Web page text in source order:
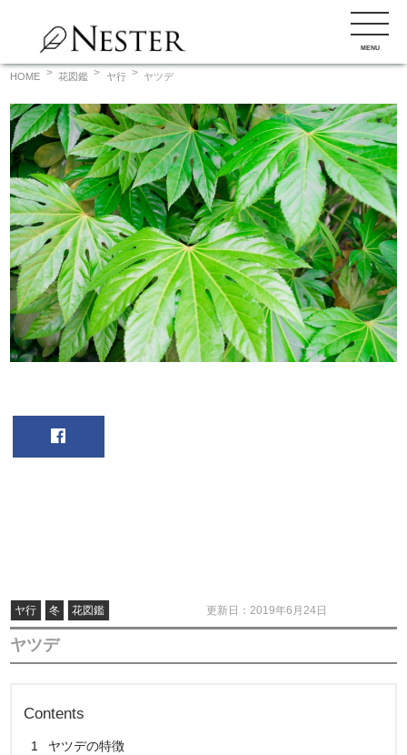
ン
へ
ス
キ
ッ
プ
MENU
HOME 花図鑑 ヤ行 ヤツデ
ヤ行 冬 花図鑑 更新日：2019年6月24日
ヤツデ
Contents
1
ヤツデの特徴